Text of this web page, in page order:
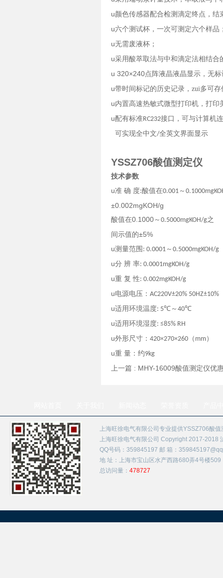
u颜色传感器配合检测滴定终点，结
u六个测试杯，一次可测定六个样品
u无需废液杯；
u采用酸萃取法与中和滴定法相结合
u 320×240点阵液晶液晶显示，无
u带时间标记的历史记录，zui多可存
u内置高速热敏式微型打印机，打印
u配有标准RC232接口，可与计算机
可实现全中文/全英文界面显示
YSSZ706酸值测定仪
技术参数
u准 确 度:酸值在0.001 ～
±0.002mgKOH/g
酸值在0.1000 ～ 0.5000mgKOH/g之
间示值的±5%
u测量范围 : 0.0001 ～ 0.5000mgKOH/g
u分 辨 率: 0.0001mgKOH/g
u重 复 性: 0.002mgKOH/g
u电源电压： AC220V±20% 50HZ±10%
u适用环境温度: 5℃ ～ 40℃
u适用环境湿度: ≤85% RH
u外形尺寸： 420×270×260 （ mm）
u重 量：约9kg
上一篇 : MHY-16009酸值测定仪优
上海旺徐电气有限公司专业提供YSSZ706酸
上海旺徐电气有限公司 Copyright 2017-2018
QQ号码：359845197 邮 箱：
地 址：上海市宝山区水产西路680弄4号楼509
总访问量： 478727